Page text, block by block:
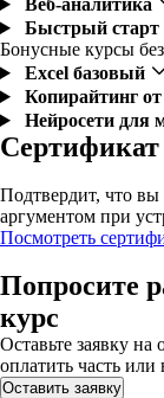
Веб-аналитика
Быстрый старт
Бонусные курсы
Excel базовый
Копирайтинг
Нейросети для
Подтвердит, что
аргументом при
Посмотреть
Попросите
курс
Оставьте заявку
оплатить часть или
Оставить заявку